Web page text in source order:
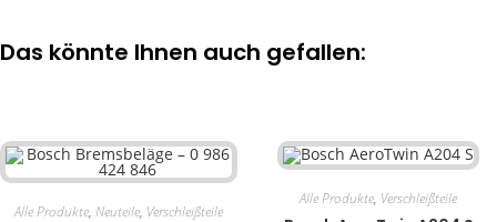
Das könnte Ihnen auch gefallen:
Alle Produkte, Neuteile, Verschleißteile
Alle Produkte, Verschleißteile